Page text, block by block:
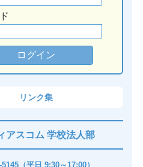
リンク集
アスコム 学校法人部
（平日 9:30～17:00）